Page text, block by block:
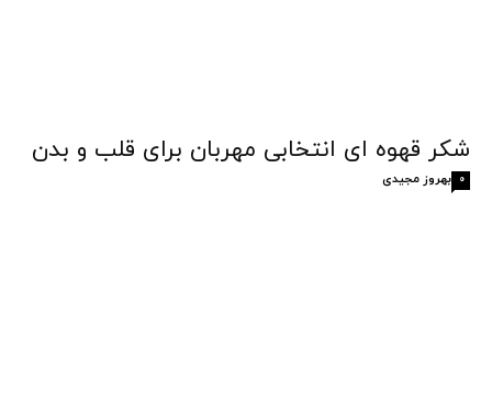
شکر قهوه‌ ای انتخابی مهربان برای قلب و بدن
بهروز مجیدی 0